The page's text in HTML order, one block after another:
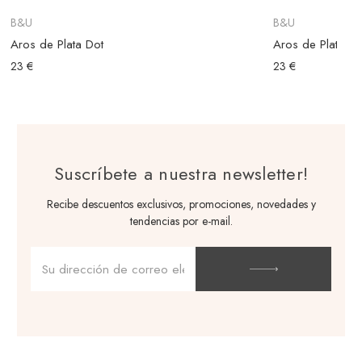
B&U
Aros de Plata Dot
23 €
B&U
Aros de Plata
23 €
Suscríbete a nuestra newsletter!
Recibe descuentos exclusivos, promociones, novedades y
tendencias por e-mail.
de
correo